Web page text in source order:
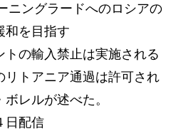
ニングラードへのロシアの
和を目指す
の輸入禁止は実施される
リトアニア通過は許可され
レルが述べた。
日配信